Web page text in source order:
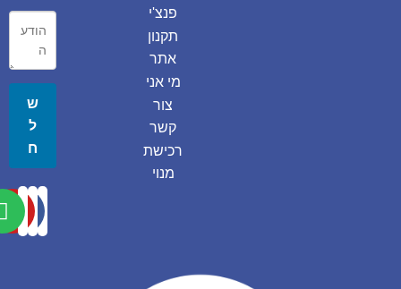
פנצ'י
תקנון
אתר
מי אני
צור
קשר
רכישת
מנוי
ש
ל
ח